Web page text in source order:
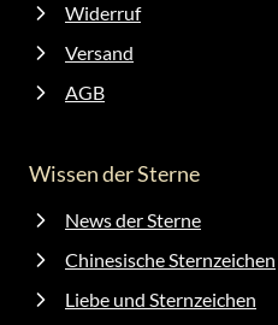
Widerruf
Versand
AGB
Wissen der Sterne
News der Sterne
Chinesische Sternzeichen
Liebe und Sternzeichen